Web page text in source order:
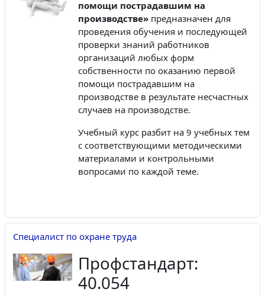
помощи пострадавшим на
производстве» предназначен для
проведения обучения и последующей
проверки знаний работников
организаций любых форм
собственности по оказанию первой
помощи пострадавшим на
производстве в результате несчастных
случаев на производстве.
Учебный курс разбит на 9 учебных тем
с соответствующими методическими
материалами и контрольными
вопросами по каждой теме.
Специалист по охране труда
Профстандарт:
40.054